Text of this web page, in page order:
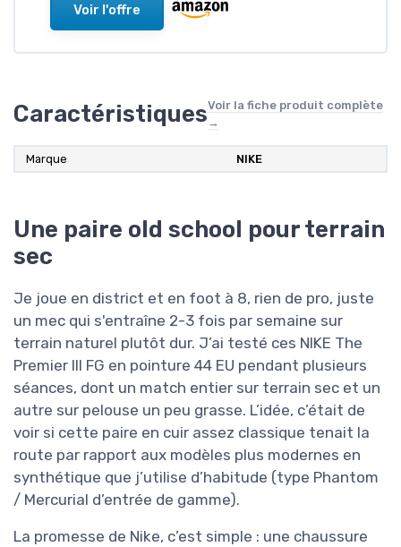
Voir l'offre
CaractéristiquesVoir la fiche produit complète
→
Marque NIKE
Une paire old school pour terrain
sec
Je joue en district et en foot à 8, rien de pro, juste
un mec qui s'entraîne 2-3 fois par semaine sur
terrain naturel plutôt dur. J’ai testé ces NIKE The
Premier III FG en pointure 44 EU pendant plusieurs
séances, dont un match entier sur terrain sec et un
autre sur pelouse un peu grasse. L’idée, c’était de
voir si cette paire en cuir assez classique tenait la
route par rapport aux modèles plus modernes en
synthétique que j’utilise d’habitude (type Phantom
/ Mercurial d’entrée de gamme).
La promesse de Nike, c’est simple : une chaussure